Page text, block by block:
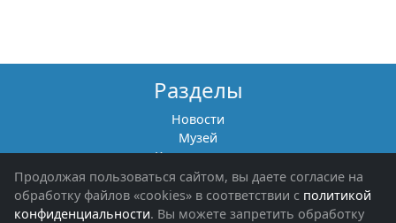
Разделы
Новости
Музей
Книги памяти
Фотоальбомы
Обращения граждан
Помощь участникам СВО и их семьям
Продолжая пользоваться сайтом, вы даете согласие на
обработку файлов «cookies» в соответствии с политикой
конфиденциальности. Вы можете запретить обработку